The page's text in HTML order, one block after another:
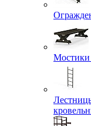
Мостики